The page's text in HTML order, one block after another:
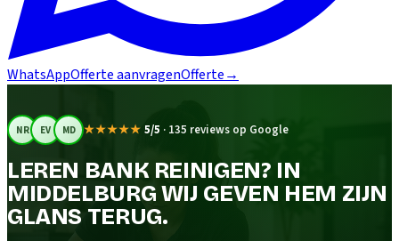
WhatsAppOfferte aanvragenOfferte→
NR EV MD ★★★★★ 5/5 · 135 reviews op Google
LEREN BANK REINIGEN? IN
MIDDELBURG WIJ GEVEN HEM ZIJN
GLANS TERUG.